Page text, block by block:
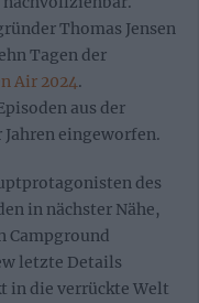
Thomas Jensen
Tagen der
Air 2024.
aus der
eingeworfen.
des
in nächster Nähe,
Campground
letzte Details
in die verrückte Welt